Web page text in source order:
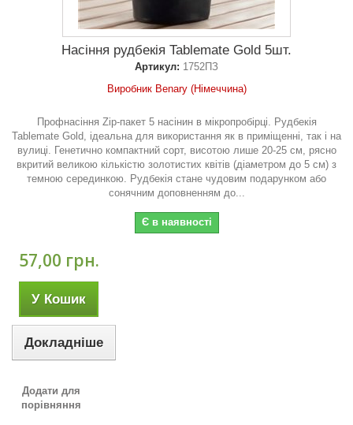
Насіння рудбекія Tablemate Gold 5шт.
Артикул: 1752ПЗ
Виробник Benary (Німеччина)
Профнасіння Zip-пакет 5 насінин в мікропробірці. Рудбекія
Tablemate Gold, ідеальна для використання як в приміщенні, так і на
вулиці. Генетично компактний сорт, висотою лише 20-25 см, рясно
вкритий великою кількістю золотистих квітів (діаметром до 5 см) з
темною серединкою. Рудбекія стане чудовим подарунком або
сонячним доповненням до...
Є в наявності
57,00 грн.
У Кошик
Докладніше
Додати для
порівняння